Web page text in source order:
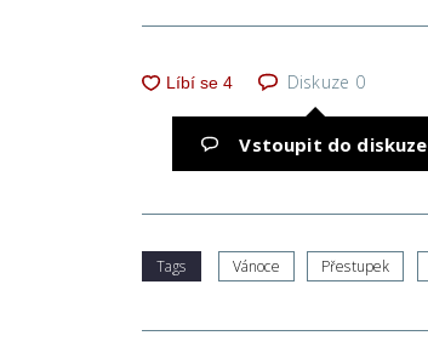
Diskuze 0
Vstoupit do diskuze
Tags Vánoce Přestupek